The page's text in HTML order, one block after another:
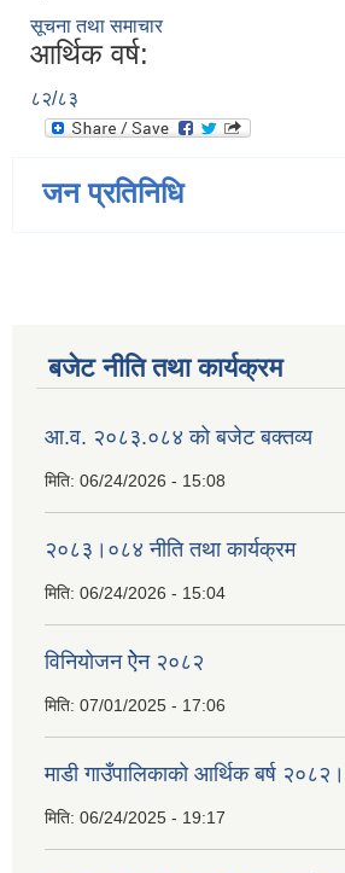
सूचना तथा समाचार
आर्थिक वर्ष:
८२/८३
जन प्रतिनिधि
बजेट नीति तथा कार्यक्रम
आ.व. २०८३.०८४ को बजेट बक्तव्य
मिति: 06/24/2026 - 15:08
२०८३।०८४ नीति तथा कार्यक्रम
मिति: 06/24/2026 - 15:04
विनियोजन ऐेन २०८२
मिति: 07/01/2025 - 17:06
माडी गाउँपालिकाको आर्थिक बर्ष
मिति: 06/24/2025 - 19:17